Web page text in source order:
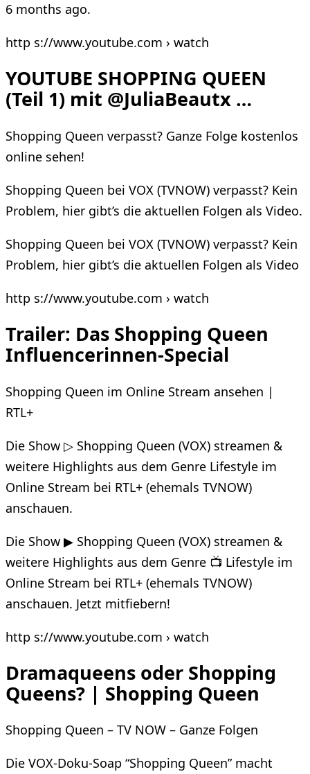
6 months ago.
http s://www.youtube.com › watch
YOUTUBE SHOPPING QUEEN
(Teil 1) mit @JuliaBeautx …
Shopping Queen verpasst? Ganze Folge kostenlos
online sehen!
Shopping Queen bei VOX (TVNOW) verpasst? Kein
Problem, hier gibt’s die aktuellen Folgen als Video.
Shopping Queen bei VOX (TVNOW) verpasst? Kein
Problem, hier gibt’s die aktuellen Folgen als Video
http s://www.youtube.com › watch
Trailer: Das Shopping Queen
Influencerinnen-Special
Shopping Queen im Online Stream ansehen |
RTL+
Die Show ▷ Shopping Queen (VOX) streamen &
weitere Highlights aus dem Genre Lifestyle im
Online Stream bei RTL+ (ehemals TVNOW)
anschauen.
Die Show ▶ Shopping Queen (VOX) streamen &
weitere Highlights aus dem Genre 📺 Lifestyle im
Online Stream bei RTL+ (ehemals TVNOW)
anschauen. Jetzt mitfiebern!
http s://www.youtube.com › watch
Dramaqueens oder Shopping
Queens? | Shopping Queen
Shopping Queen – TV NOW – Ganze Folgen
Die VOX-Doku-Soap “Shopping Queen” macht